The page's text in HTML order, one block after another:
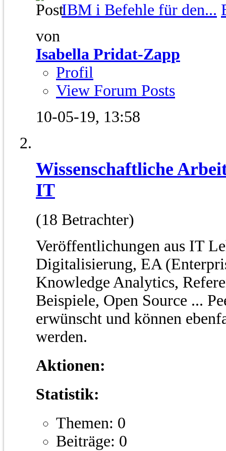
IBM i Befehle für den...
von
Isabella Pridat-Zapp
Profil
View Forum Posts
10-05-19, 13:58
Wissenschaftliche
IT
(18 Betrachter)
Veröffentlichungen aus IT
Digitalisierung, EA
Knowledge Analytics,
Beispiele, Open Source ...
erwünscht und können
werden.
Aktionen:
Statistik:
Themen: 0
Beiträge: 0